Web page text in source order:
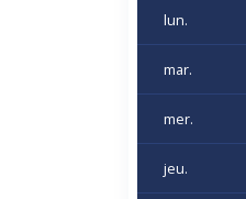
lun.
mar.
mer.
jeu.